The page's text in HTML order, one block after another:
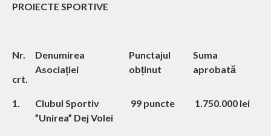
PROIECTE SPORTIVE
Nr.
crt.
Denumirea
Asociației
Punctajul
obținut
Suma
aprobată
1.
Clubul Sportiv
”Unirea” Dej Volei
99 puncte 1.750.000 lei